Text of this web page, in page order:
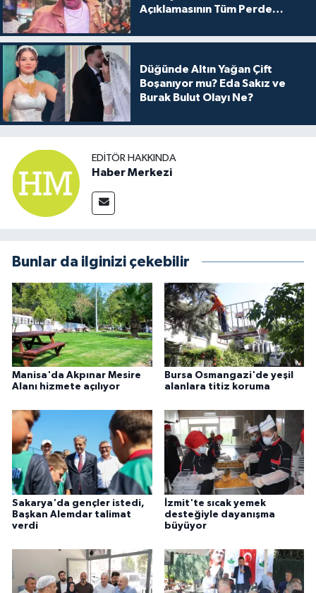
Açıklamasının Tüm Perde
Düğünde Altın Yağan Çift
Boşanıyor mu? Eda Sakız ve
Burak Bulut Olayı Ne?
EDITÖR HAKKINDA
Haber Merkezi
Bunlar da ilginizi çekebilir
Manisa'da Akpınar Mesire
Alanı hizmete açılıyor
Bursa Osmangazi'de yeşil
alanlara titiz koruma
Sakarya'da gençler istedi,
Başkan Alemdar talimat
verdi
İzmit'te sıcak yemek
desteğiyle dayanışma
büyüyor